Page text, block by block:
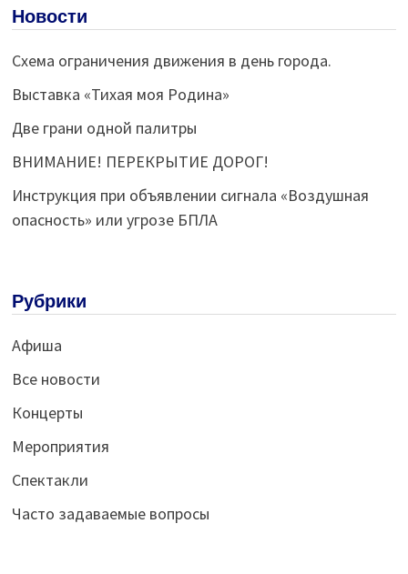
Новости
Схема ограничения движения в день города.
Выставка «Тихая моя Родина»
Две грани одной палитры
ВНИМАНИЕ! ПЕРЕКРЫТИЕ ДОРОГ!
Инструкция при объявлении сигнала «Воздушная
опасность» или угрозе БПЛА
Рубрики
Афиша
Все новости
Концерты
Мероприятия
Спектакли
Часто задаваемые вопросы